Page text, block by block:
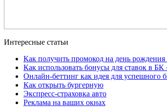
Интересные статьи
Как получить промокод на день рождения
Как использовать бонусы для ставок в
Онлайн-беттинг как идея для успешного
Как открыть бургерную
Экспресс-страховка авто
Реклама на ваших окнах